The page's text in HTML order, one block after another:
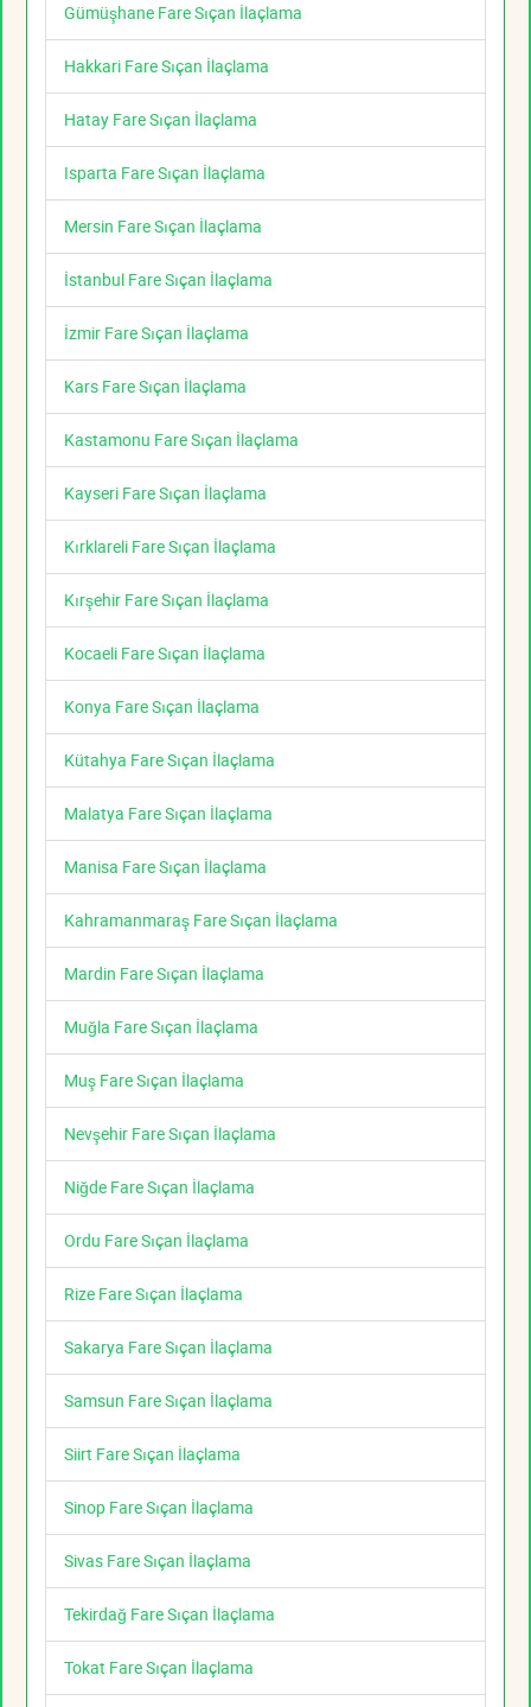
Gümüşhane Fare Sıçan İlaçlama
Hakkari Fare Sıçan İlaçlama
Hatay Fare Sıçan İlaçlama
Isparta Fare Sıçan İlaçlama
Mersin Fare Sıçan İlaçlama
İstanbul Fare Sıçan İlaçlama
İzmir Fare Sıçan İlaçlama
Kars Fare Sıçan İlaçlama
Kastamonu Fare Sıçan İlaçlama
Kayseri Fare Sıçan İlaçlama
Kırklareli Fare Sıçan İlaçlama
Kırşehir Fare Sıçan İlaçlama
Kocaeli Fare Sıçan İlaçlama
Konya Fare Sıçan İlaçlama
Kütahya Fare Sıçan İlaçlama
Malatya Fare Sıçan İlaçlama
Manisa Fare Sıçan İlaçlama
Kahramanmaraş Fare Sıçan İlaçlama
Mardin Fare Sıçan İlaçlama
Muğla Fare Sıçan İlaçlama
Muş Fare Sıçan İlaçlama
Nevşehir Fare Sıçan İlaçlama
Niğde Fare Sıçan İlaçlama
Ordu Fare Sıçan İlaçlama
Rize Fare Sıçan İlaçlama
Sakarya Fare Sıçan İlaçlama
Samsun Fare Sıçan İlaçlama
Siirt Fare Sıçan İlaçlama
Sinop Fare Sıçan İlaçlama
Sivas Fare Sıçan İlaçlama
Tekirdağ Fare Sıçan İlaçlama
Tokat Fare Sıçan İlaçlama